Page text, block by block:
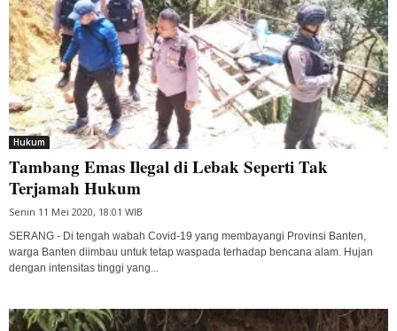
Hukum
Tambang Emas Ilegal di Lebak Seperti Tak
Terjamah Hukum
Senin 11 Mei 2020, 18:01 WIB
SERANG - Di tengah wabah Covid-19 yang membayangi Provinsi Banten,
warga Banten diimbau untuk tetap waspada terhadap bencana alam. Hujan
dengan intensitas tinggi yang...